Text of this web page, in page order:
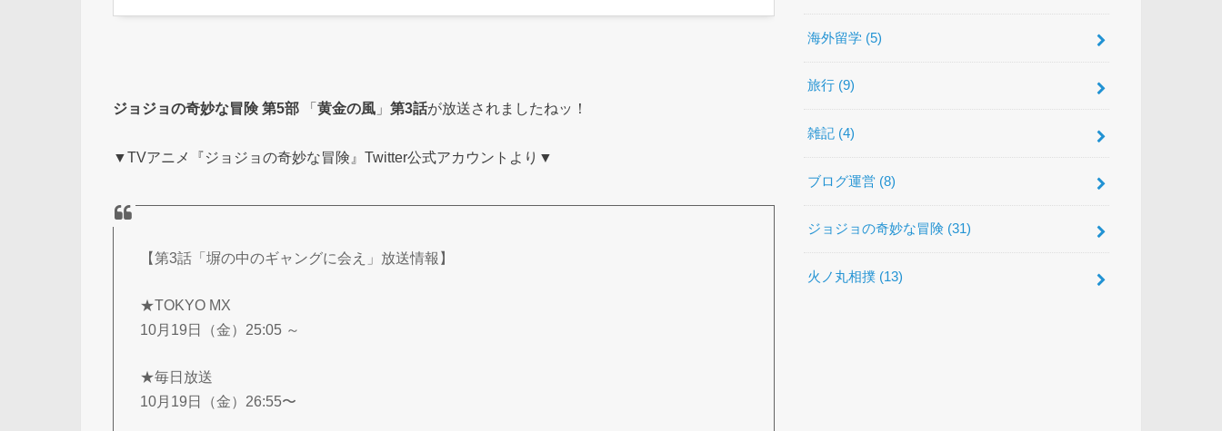
ジョジョの奇妙な冒険 第5部 「黄金の風 」 第3話が放送されましたねッ！
▼TVアニメ『ジョジョの奇妙な冒険』Twitter公式アカウントより▼
【第3話「塀の中のギャングに会え」放送情報】
★TOKYO MX
10月19日（金）25:05 ～
★毎日放送
10月19日（金）26:55〜
海外留学 (5)
旅行 (9)
雑記 (4)
ブログ運営 (8)
ジョジョの奇妙な冒険 (31)
火ノ丸相撲 (13)